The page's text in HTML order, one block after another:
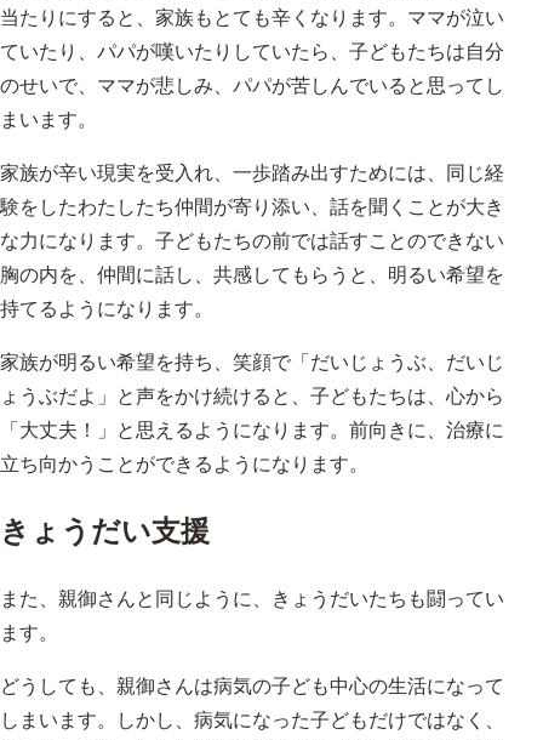
当たりにすると、家族もとても辛くなります。ママが泣い
ていたり、パパが嘆いたりしていたら、子どもたちは自分
のせいで、ママが悲しみ、パパが苦しんでいると思ってし
まいます。
家族が辛い現実を受入れ、一歩踏み出すためには、同じ経
験をしたわたしたち仲間が寄り添い、話を聞くことが大き
な力になります。子どもたちの前では話すことのできない
胸の内を、仲間に話し、共感してもらうと、明るい希望を
持てるようになります。
家族が明るい希望を持ち、笑顔で「だいじょうぶ、だいじ
ょうぶだよ」と声をかけ続けると、子どもたちは、心から
「大丈夫！」と思えるようになります。前向きに、治療に
立ち向かうことができるようになります。
きょうだい支援
また、親御さんと同じように、きょうだいたちも闘ってい
ます。
どうしても、親御さんは病気の子ども中心の生活になって
しまいます。しかし、病気になった子どもだけではなく、